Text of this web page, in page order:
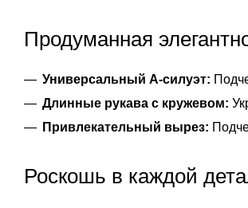
Продуманная
Универсальный А-силуэт:
Длинные рукава с кружевом:
Привлекательный вырез:
Роскошь в каждой